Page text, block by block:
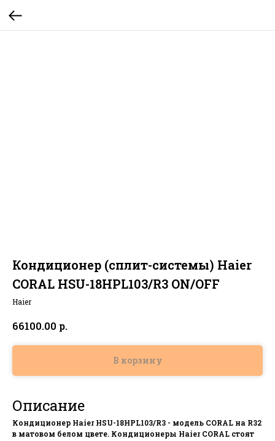
Кондиционер (сплит-системы) Haier
CORAL HSU-18HPL103/R3 ON/OFF
Haier
66100.00 р.
В корзину
Описание
Кондиционер Haier HSU-18HPL103/R3 - модель CORAL на R32
в матовом белом цвете. Кондиционеры Haier CORAL стоят